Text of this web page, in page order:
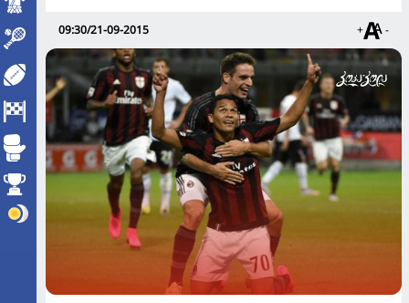
09:30/21-09-2015 + -